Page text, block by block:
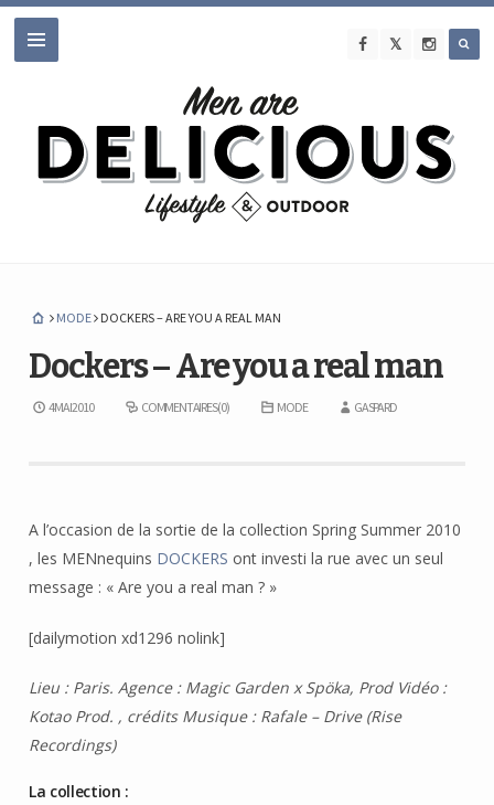
MODE DOCKERS – ARE YOU A REAL MAN
Dockers – Are you a real man
4 MAI 2010 COMMENTAIRES (0) MODE GASPARD
A l’occasion de la sortie de la collection Spring Summer 2010
, les MENnequins DOCKERS ont investi la rue avec un seul
message : « Are you a real man ? »
[dailymotion xd1296 nolink]
Lieu : Paris. Agence : Magic Garden x Spöka, Prod Vidéo :
Kotao Prod. , crédits Musique : Rafale – Drive (Rise
Recordings)
La collection :